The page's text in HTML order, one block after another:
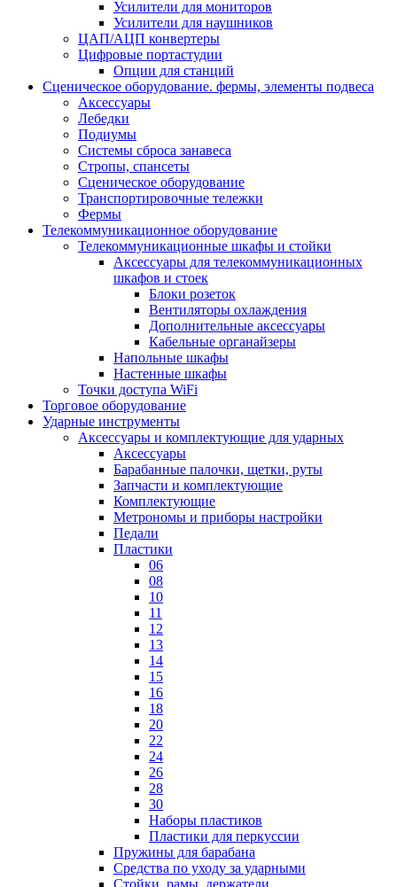
Усилители для мониторов
Усилители для наушников
ЦАП/АЦП конвертеры
Цифровые портастудии
Опции для станций
Сценическое оборудование. фермы, элементы подвеса
Аксессуары
Лебедки
Подиумы
Системы сброса занавеса
Стропы, спансеты
Сценическое оборудование
Транспортировочные тележки
Фермы
Телекоммуникационное оборудование
Телекоммуникационные шкафы и стойки
Аксессуары для телекоммуникационных
шкафов и стоек
Блоки розеток
Вентиляторы охлаждения
Дополнительные аксессуары
Кабельные органайзеры
Напольные шкафы
Настенные шкафы
Точки доступа WiFi
Торговое оборудование
Ударные инструменты
Аксессуары и комплектующие для ударных
Аксессуары
Барабанные палочки, щетки, руты
Запчасти и комплектующие
Комплектующие
Метрономы и приборы настройки
Педали
Пластики
06
08
10
11
12
13
14
15
16
18
20
22
24
26
28
30
Наборы пластиков
Пластики для перкуссии
Пружины для барабана
Средства по уходу за ударными
Стойки, рамы, держатели